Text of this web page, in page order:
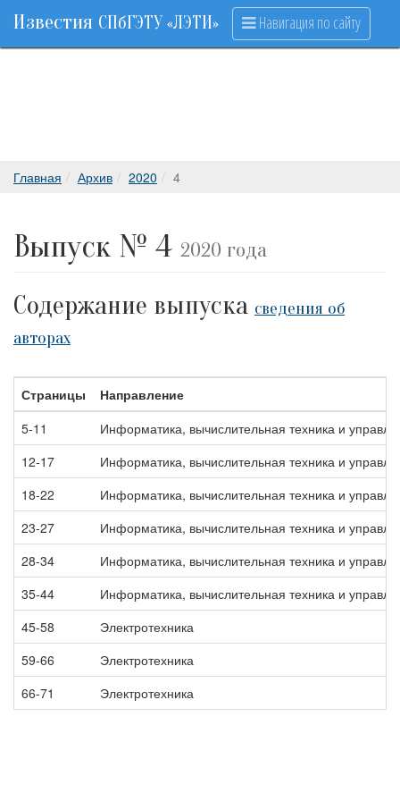
Известия СПбГЭТУ «ЛЭТИ» Навигация по сайту
Главная Архив 2020 4
Выпуск № 4 2020 года
Содержание выпуска сведения об
авторах
Страницы
Направление
5-11
Информатика, вычислительная техника и
12-17
Информатика, вычислительная техника и
18-22
Информатика, вычислительная техника и
23-27
Информатика, вычислительная техника и
28-34
Информатика, вычислительная техника и
35-44
Информатика, вычислительная техника и
45-58
Электротехника
59-66
Электротехника
66-71
Электротехника